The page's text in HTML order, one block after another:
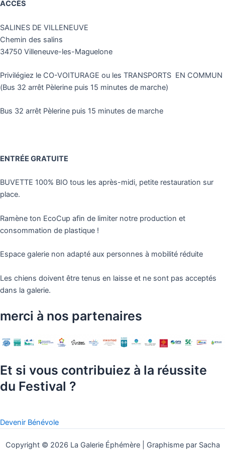
ACCÈS
SALINES DE VILLENEUVE
Chemin des salins
34750 Villeneuve-les-Maguelone
Privilégiez le CO-VOITURAGE ou les TRANSPORTS EN COMMUN
(Bus 32 arrêt Pèlerine puis 15 minutes de marche)
Bus 32 arrêt Pèlerine puis 15 minutes de marche
ENTRÉE GRATUITE
BUVETTE 100% BIO tous les après-midi, petite restauration sur
place.
Ramène ton EcoCup afin de limiter notre production et
consommation de plastique !
Espace galerie non adapté aux personnes à mobilité réduite
Les chiens doivent être tenus en laisse et ne sont pas acceptés
dans la galerie.
merci à nos partenaires
Et si vous contribuiez à la réussite
du Festival ?
Devenir Bénévole
Copyright © 2026 La Galerie Éphémère | Graphisme par Sacha